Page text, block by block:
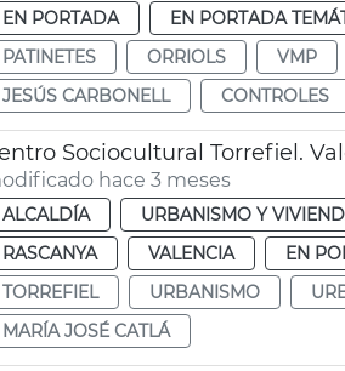
EN PORTADA
EN PORTADA
PATINETES
ORRIOLS VMP
JESÚS CARBONELL
CONTROLES
Sociocultural Torrefiel.
hace 3 meses
ALCALDÍA URBANISMO Y
RASCANYA
VALENCIA EN
TORREFIEL
URBANISMO
MARÍA JOSÉ CATLÁ